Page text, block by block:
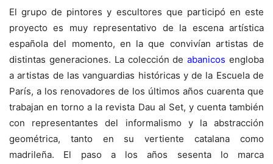
El grupo de pintores y escultores que participó en este
proyecto es muy representativo de la escena artística
española del momento, en la que convivían artistas de
distintas generaciones. La colección deabanicos engloba
a artistas de las vanguardias históricas y de la Escuela de
París, a los renovadores de los últimos años cuarenta que
trabajan en torno a la revista Dau al Set, y cuenta también
con representantes del informalismo y la abstracción
geométrica, tanto en su vertiente catalana como
madrileña. El paso a los años sesenta lo marca